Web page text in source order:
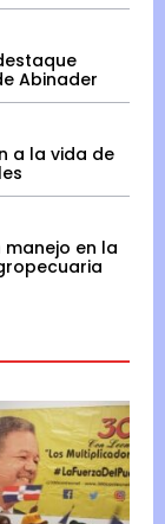
Abinader
a la vida de
en la